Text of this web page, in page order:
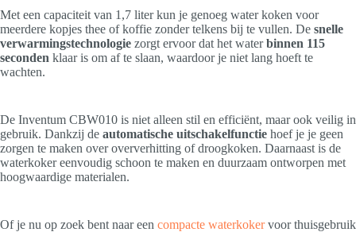
Met een capaciteit van 1,7 liter kun je genoeg water koken voor
meerdere kopjes thee of koffie zonder telkens bij te vullen. De snelle
verwarmingstechnologie zorgt ervoor dat het waterbinnen 115
seconden klaar is om af te slaan, waardoor je niet lang hoeft te
wachten.
De Inventum CBW010 is niet alleen stil en efficiënt, maar ook veilig in
gebruik. Dankzij de automatische uitschakelfunctie hoef je je geen
zorgen te maken over oververhitting of droogkoken. Daarnaast is de
waterkoker eenvoudig schoon te maken en duurzaam ontworpen met
hoogwaardige materialen.
Of je nu op zoek bent naar een compacte waterkokervoor thuisgebruik